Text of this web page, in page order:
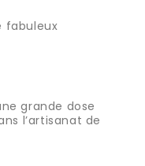
fabuleux
grande dose
l’artisanat de